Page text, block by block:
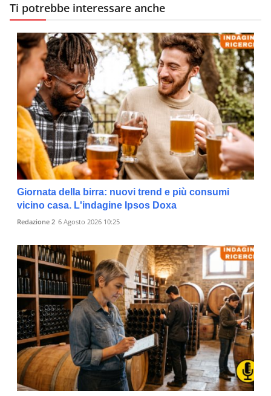
Ti potrebbe interessare anche
Giornata della birra: nuovi trend e più consumi
vicino casa. L'indagine Ipsos Doxa
Redazione 2 6 Agosto 2026 10:25